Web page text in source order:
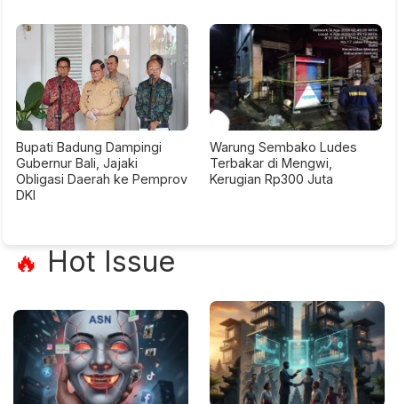
Bupati Badung Dampingi
Gubernur Bali, Jajaki
Obligasi Daerah ke Pemprov
DKI
Warung Sembako Ludes
Terbakar di Mengwi,
Kerugian Rp300 Juta
🔥 Hot Issue